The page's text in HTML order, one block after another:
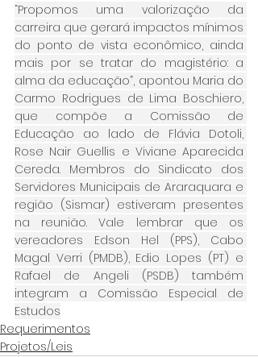
“Propomos uma valorização da
carreira que gerará impactos mínimos
do ponto de vista econômico, ainda
mais por se tratar do magistério: a
alma da educação”, apontou Maria do
Carmo Rodrigues de Lima Boschiero,
que compõe a Comissão de
Educação ao lado de Flávia Dotoli,
Rose Nair Guellis e Viviane Aparecida
Cereda. Membros do Sindicato dos
Servidores Municipais de Araraquara e
região (Sismar) estiveram presentes
na reunião. Vale lembrar que os
vereadores Edson Hel (PPS), Cabo
Magal Verri (PMDB), Edio Lopes (PT) e
Rafael de Angeli (PSDB) também
integram a Comissão Especial de
Estudos
Requerimentos
Projetos/Leis